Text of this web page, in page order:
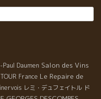
Paul Daumen Salon des Vins
France Le Repaire de
レミ・デュフェイトル ド